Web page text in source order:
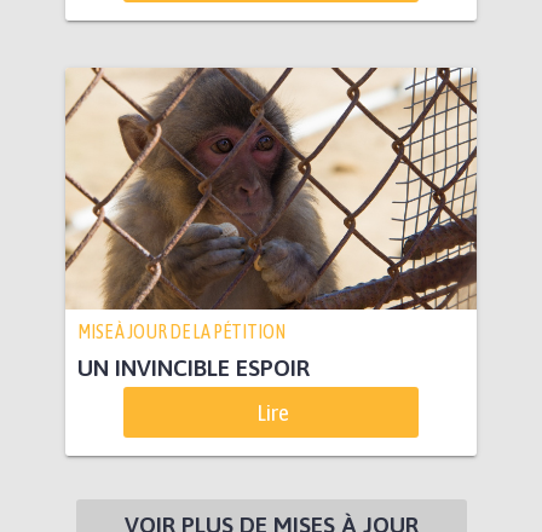
MISE À JOUR DE LA PÉTITION
UN INVINCIBLE ESPOIR
Lire
VOIR PLUS DE MISES À JOUR